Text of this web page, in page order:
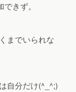
きず。
までいられな
自分だけ(^_^;)